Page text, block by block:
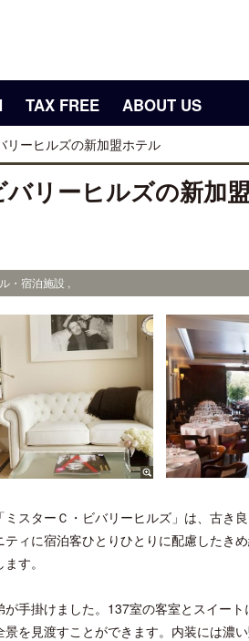
TAX FREE ABOUT US
リーヒルズの新加盟ホテル
リーヒルズの新加
・宿泊施設 ,
スターＣ・ビバリーヒルズ」は、古き
ィに宿泊客ひとりひとりに配慮したき
す。
手掛けました。137室の客室とスイー
を見渡すことができます。内装には濃